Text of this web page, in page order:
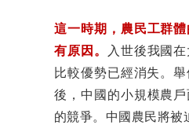
這一時期，農民工群
有原因。
入世後我國
比較優勢已經消失。舉
後，中國的小規模農
的競爭。中國農民將被